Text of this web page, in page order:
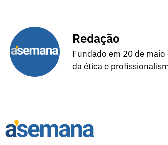
Redação
Fundado em 20 de
da ética e